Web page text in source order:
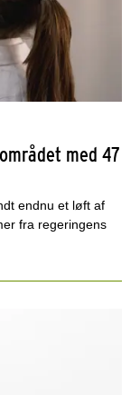
med 47
endnu et løft af
fra regeringens